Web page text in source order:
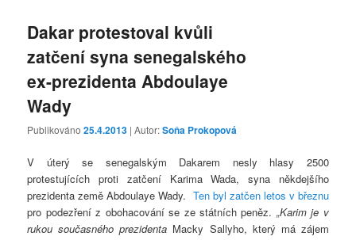
Dakar protestoval kvůli
zatčení syna senegalského
ex-prezidenta Abdoulaye
Wady
Publikováno25.4.2013 | Autor:Soňa Prokopová
V úterý se senegalským Dakarem nesly hlasy 2500
protestujících proti zatčení Karima Wada, syna někdejšího
prezidenta země Abdoulaye Wady. Ten byl zatčen letos v březnu
pro podezření z obohacování se ze státních peněz. „Karim je v
rukousoučasného prezidenta Macky Sallyho, který má zájem